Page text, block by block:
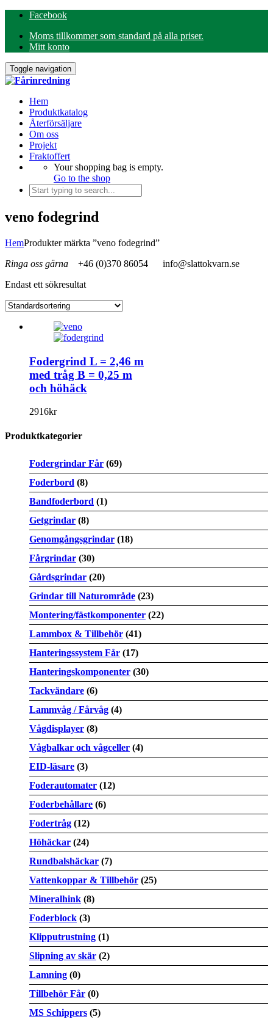
Facebook
Moms tillkommer som standard på alla priser.
Mitt konto
Toggle navigation
Hem
Produktkatalog
Återförsäljare
Om oss
Projekt
Fraktoffert
Your shopping bag is empty.
Go to the shop
veno fodegrind
HemProdukter märkta ”veno fodegrind”
Ringa oss gärna
+46 (0)370 86054
info@slattokvarn.se
Endast ett sökresultat
Fodergrind L = 2,46 m
med tråg B = 0,25 m
och höhäck
2916kr
Produktkategorier
Fodergrindar Får (69)
Foderbord (8)
Bandfoderbord (1)
Getgrindar (8)
Genomgångsgrindar (18)
Fårgrindar (30)
Gårdsgrindar (20)
Grindar till Naturområde (23)
Montering/fästkomponenter (22)
Lammbox & Tillbehör (41)
Hanteringssystem Får (17)
Hanteringskomponenter (30)
Tackvändare (6)
Lammvåg / Fårvåg (4)
Vågdisplayer (8)
Vågbalkar och vågceller (4)
EID-läsare (3)
Foderautomater (12)
Foderbehållare (6)
Fodertråg (12)
Höhäckar (24)
Rundbalshäckar (7)
Vattenkoppar & Tillbehör (25)
Mineralhink (8)
Foderblock (3)
Klipputrustning (1)
Slipning av skär (2)
Lamning (0)
Tillbehör Får (0)
MS Schippers (5)